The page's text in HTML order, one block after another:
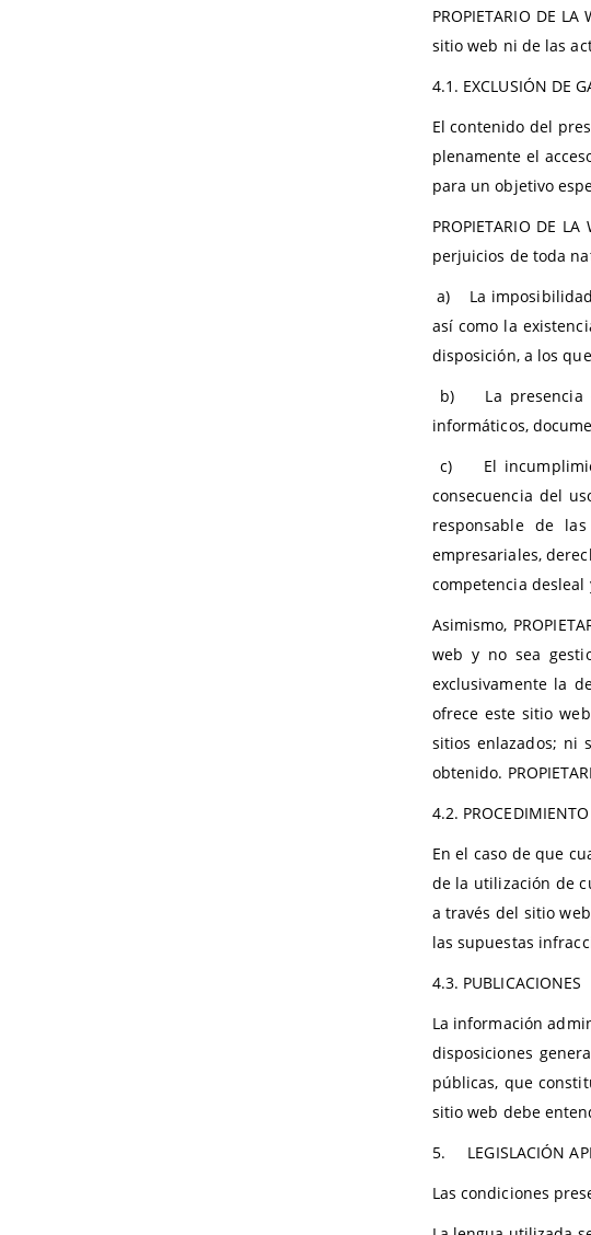
PROPIETARIO DE
sitio web ni de las
4.1. EXCLUSIÓN DE
El contenido del
plenamente el
para un objetivo
PROPIETARIO DE
perjuicios de toda
a) La imposibilidad
así como la
disposición, a los
b) La presencia
informáticos,
c) El
consecuencia del
responsable de
empresariales,
competencia
Asimismo,
web y no sea
exclusivamente la
ofrece este sitio
sitios enlazados; ni
obtenido.
4.2.
En el caso de que
de la utilización de
a través del sitio
las supuestas
4.3. PUBLICACIONES
La información
disposiciones
públicas, que
sitio web debe
5. LEGISLACIÓN
Las condiciones